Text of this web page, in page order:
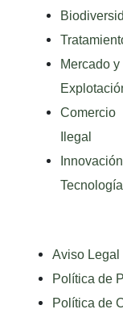
Mercado y
Comercio
Ilegal
Tecnología
Aviso Legal
Política de
Política de